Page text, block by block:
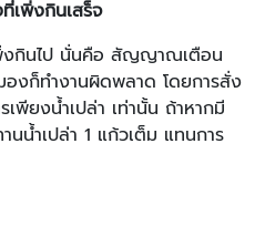
เพิ่งกินเสร็จ
งกินไป นั่นคือ สัญญาณเตือน
งก็ทำงานผิดพลาด โดยการสั่ง
พียงน้ำเปล่า เท่านั้น ถ้าหากมี
นน้ำเปล่า 1 แก้วเต็ม แทนการ